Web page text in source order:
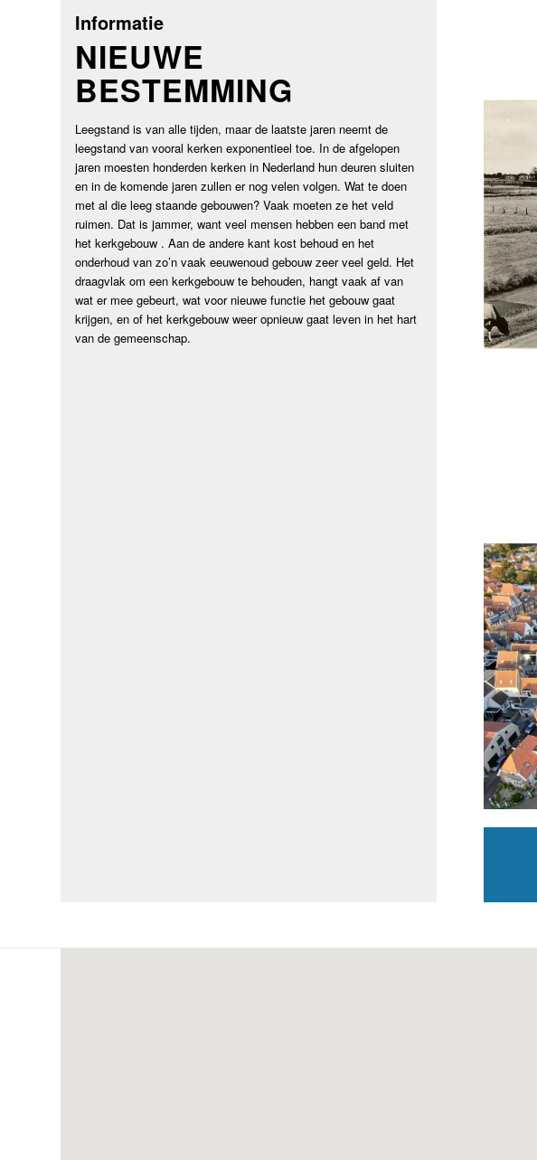
Informatie
NIEUWE
BESTEMMING
Leegstand is van alle tijden, maar de laatste jaren neemt de
leegstand van vooral kerken exponentieel toe. In de afgelopen
jaren moesten honderden kerken in Nederland hun deuren sluiten
en in de komende jaren zullen er nog velen volgen. Wat te doen
met al die leeg staande gebouwen? Vaak moeten ze het veld
ruimen. Dat is jammer, want veel mensen hebben een band met
het kerkgebouw . Aan de andere kant kost behoud en het
onderhoud van zo’n vaak eeuwenoud gebouw zeer veel geld. Het
draagvlak om een kerkgebouw te behouden, hangt vaak af van
wat er mee gebeurt, wat voor nieuwe functie het gebouw gaat
krijgen, en of het kerkgebouw weer opnieuw gaat leven in het hart
van de gemeenschap.